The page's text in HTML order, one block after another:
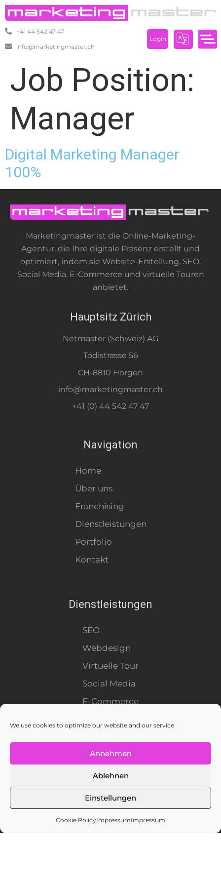
We use cookies to optimize our website and our service.
Annehmen
Ablehnen
Einstellungen
Cookie PolicyImpressumImpressum
+41 44 542 47 47
info@marketingmaster.ch
Login
Job Position:
Manager
Digital Marketing Manager
100%
Marketingmaster ist die Online-Marketing-
Agentur, die Ihre digitale Präsenz erstellt und
optimiert, indem sie Website-Erstellung, SEO,
Social Media, E-Commerce und virtuelle Touren
anbietet.
Hauptsitz Zürich
Netmaster (Schweiz) AG
Tödistrasse 56
CH-8810 Horgen
info@marketingmaster.ch
+41 (0) 44 542 47 47
Navigation
Home
Über uns
Franchising
Dienstleistungen
Portfolio
Kontakt
Dienstleistungen
SEO
Webdesign
Virtuelle Tour
Social Media
E-Commerce
En
Stellenangebote